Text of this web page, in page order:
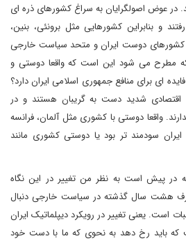
در عوض اصولگرایان به سراغ کشورهای ذره ای
و بنابراین کشورهایی مثل برونئی، بنین،
کشورهای دوست ایران و متحد سیاست خارجی
مطرح می شود این است که واقعا دوستی و
ای برای منافع جمهوری اسلامی ایران دارد؟
اقتصادی شدید دست به گریبان هستند و در
واقعا دوستی با کشوری مثل آلمان، فرانسه
ایران سودمند تر بود یا دوستی کشوری مانند
که در پیش است به نظر من تغییر در این نگاه
هشت سال گذشته در سیاست خارجی دنبال
است. یعنی تغییر در رویکرد دیپلماتیک ایران
که باید رخ دهد به نحوی که ما با دست خود